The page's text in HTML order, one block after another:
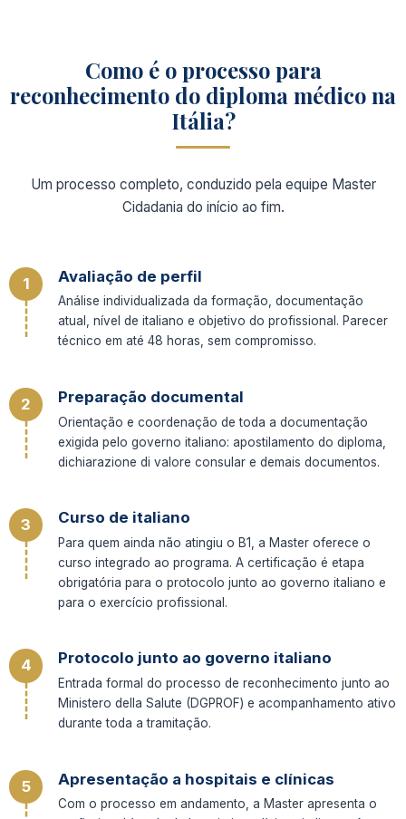
Como é o processo para
reconhecimento do diploma médico na
Itália?
Um processo completo, conduzido pela equipe Master
Cidadania do início ao fim.
1 Avaliação de perfil
Análise individualizada da formação, documentação
atual, nível de italiano e objetivo do profissional. Parecer
técnico em até 48 horas, sem compromisso.
2 Preparação documental
Orientação e coordenação de toda a documentação
exigida pelo governo italiano: apostilamento do diploma,
dichiarazione di valore consular e demais documentos.
3 Curso de italiano
Para quem ainda não atingiu o B1, a Master oferece o
curso integrado ao programa. A certificação é etapa
obrigatória para o protocolo junto ao governo italiano e
para o exercício profissional.
4 Protocolo junto ao governo italiano
Entrada formal do processo de reconhecimento junto ao
Ministero della Salute (DGPROF) e acompanhamento ativo
durante toda a tramitação.
5 Apresentação a hospitais e clínicas
Com o processo em andamento, a Master apresenta o